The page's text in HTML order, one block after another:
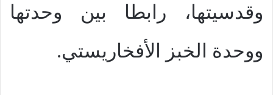
وقدسيتها، رابطا بين وحدتها
ووحدة الخبز الأفخاريستي.